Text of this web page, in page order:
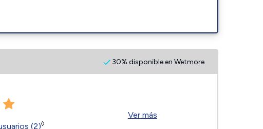
30% disponible en Wetmore
(2)◊
Ver más